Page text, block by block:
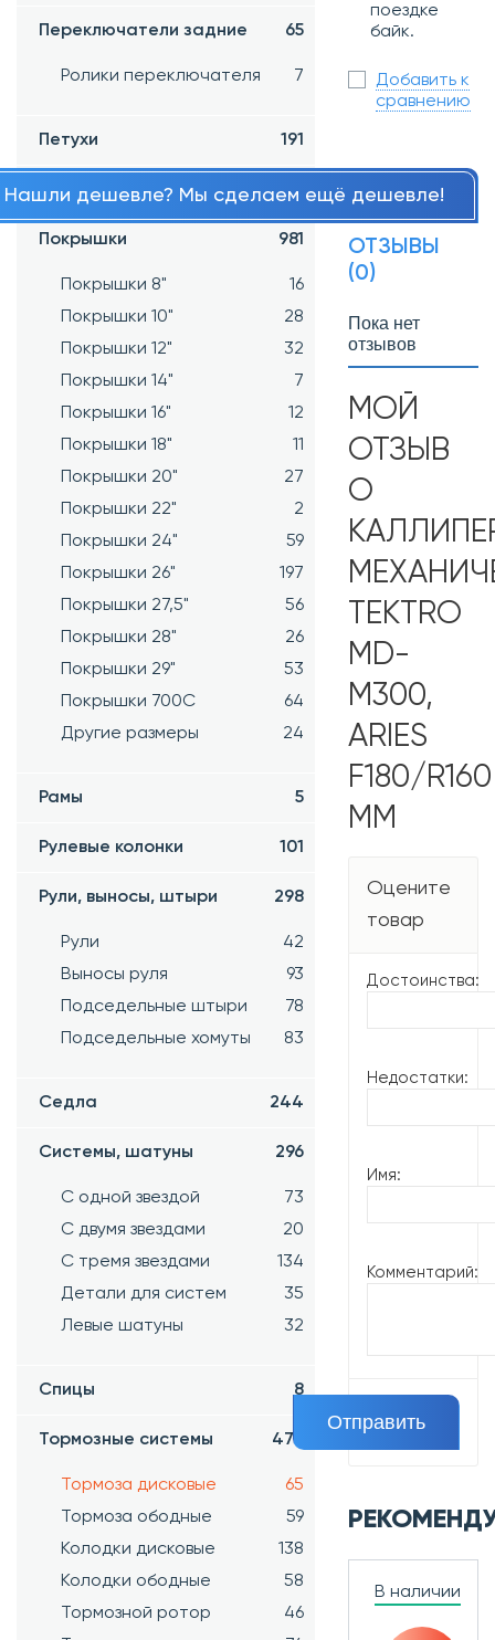
Переключатели задние 65
Ролики переключателя 7
Петухи 191
Подшипники 34
Покрышки 981
Покрышки 8"
16
Покрышки 10"
28
Покрышки 12"
32
Покрышки 14"
7
Покрышки 16"
12
Покрышки 18"
11
Покрышки 20"
27
Покрышки 22"
2
Покрышки 24"
59
Покрышки 26"
197
Покрышки 27,5"
56
Покрышки 28"
26
Покрышки 29"
53
Покрышки 700C
64
Другие размеры
24
Рамы 5
Рулевые колонки 101
Рули, выносы, штыри 298
Рули
42
Выносы руля
93
Подседельные штыри
78
Подседельные хомуты
83
Седла 244
Системы, шатуны 296
С одной звездой
73
С двумя звездами
20
С тремя звездами
134
Детали для систем
35
Левые шатуны
32
Спицы 8
Тормозные системы 470
Тормоза дисковые
65
Тормоза ободные
59
Колодки дисковые
138
Колодки ободные
58
Тормозной ротор
46
поездке
байк.
Добавить к
сравнению
Нашли дешевле? Мы сделаем ещё дешевле!
ОТЗЫВЫ
(0)
Пока нет
отзывов
МОЙ
ОТЗЫВ
О
TEKTRO
MD-
M300,
ARIES
F180/R160
ММ
Оцените
товар
Достоинства:
Недостатки:
Имя:
Комментарий:
В наличии